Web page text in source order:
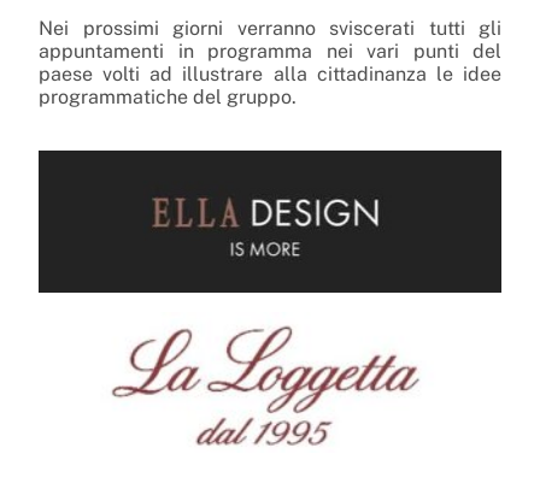
Nei prossimi giorni verranno sviscerati tutti gli
appuntamenti in programma nei vari punti del
paese volti ad illustrare alla cittadinanza le idee
programmatiche del gruppo.